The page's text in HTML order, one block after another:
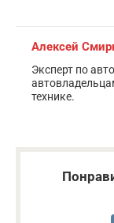
Алексей
Эксперт по
технике.